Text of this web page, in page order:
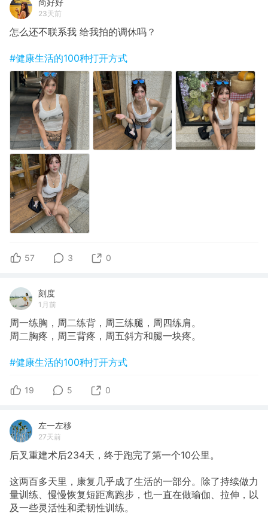
尚好好
23天前
怎么还不联系我 给我拍的调休吗？
#健康生活的100种打开方式
57 3 0
刻度
1月前
周一练胸，周二练背，周三练腿，周四练肩。
周二胸疼，周三背疼，周五斜方和腿一块疼。
#健康生活的100种打开方式
19 5 0
左一左移
27天前
后叉重建术后234天，终于跑完了第一个10公里。
这两百多天里，康复几乎成了生活的一部分。除了持续做力
量训练、慢慢恢复短距离跑步，也一直在做瑜伽、拉伸，以
及一些灵活性和柔韧性训练。